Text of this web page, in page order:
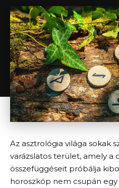
Az asztrológia világa sokak
varázslatos terület, amely a
összefüggéseit próbálja
horoszkóp nem csupán